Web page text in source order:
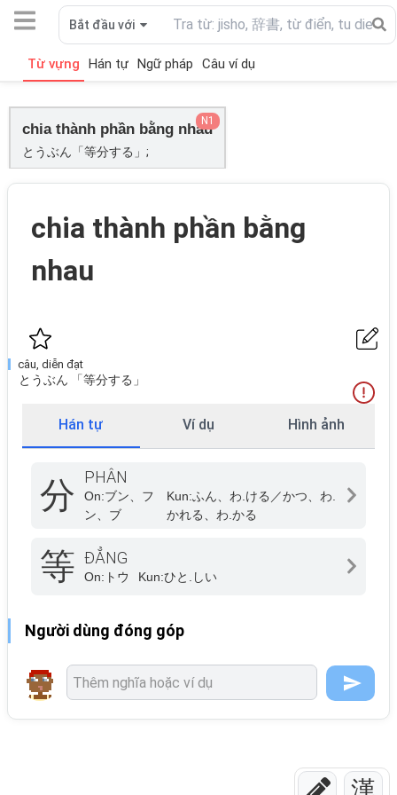
Bắt đầu với
Từ vựng Hán tự Ngữ pháp Câu ví dụ
chia thành phần bằng nhau
とうぶん「等分する」;
N1
chia thành phần bằng
nhau
câu, diễn đạt
とうぶん 「等分する」
Hán tự Ví dụ Hình ảnh
分 PHÂN
On:ブン、フ
ン、ブ
Kun:ふん、わ.ける／かつ、わ.
かれる、わ.かる
等 ĐẲNG
On: トウ Kun:ひと.しい
Người dùng đóng góp